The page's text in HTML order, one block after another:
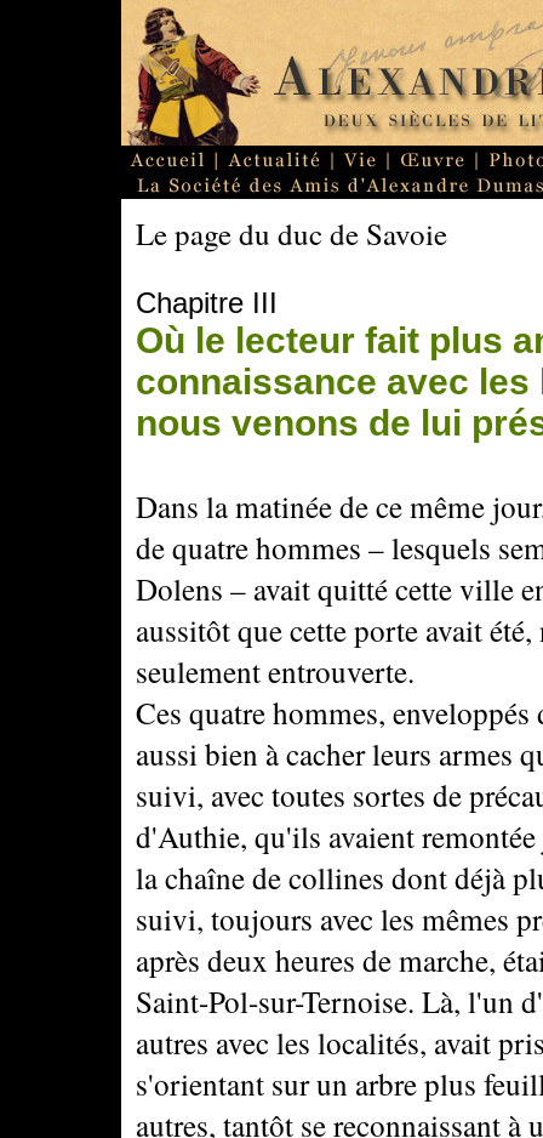
Le page du duc de Savoie
Chapitre III
Où le lecteur fait plus
connaissance avec les
nous venons de lui
Dans la matinée de ce même
de quatre hommes – lesquels
Dolens – avait quitté cette ville
aussitôt que cette porte avait
seulement entrouverte.
Ces quatre hommes,
aussi bien à cacher leurs armes
suivi, avec toutes sortes de
d'Authie, qu'ils avaient
la chaîne de collines dont déjà
suivi, toujours avec les mêmes
après deux heures de marche,
Saint-Pol-sur-Ternoise. Là, l'un
autres avec les localités, avait
s'orientant sur un arbre plus
autres, tantôt se reconnaissant